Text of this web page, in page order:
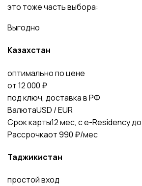
это тоже часть выбора:
Выгодно
Казахстан
оптимально по цене
от 12 000 ₽
под ключ, доставка в РФ
ВалютаUSD / EUR
Срок карты12 мес, с e-Residency
Рассрочкаот 990 ₽/мес
Таджикистан
простой вход